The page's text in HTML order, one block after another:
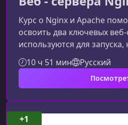
Курс о Nginx и Apache
освоить два ключевых
используются для запуска,
оптимизации
Материал ориентирован
и на разработчиков,
разбираться в работе
Веб‑сервер — это основа
10 ч 51 мин Русский
+1